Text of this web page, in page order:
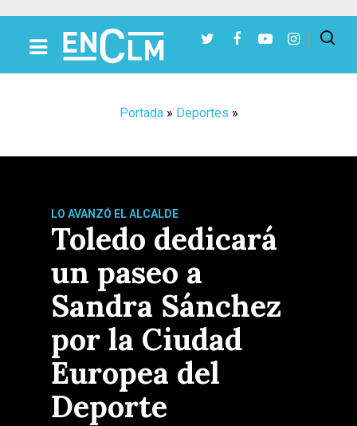
Portada» Deportes »
LO AVANZÓ EL ALCALDE
Toledo dedicará
un paseo a
Sandra Sánchez
por la Ciudad
Europea del
Deporte